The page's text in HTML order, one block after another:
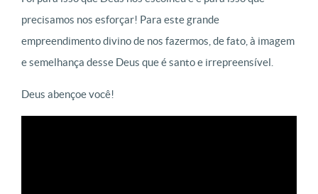
precisamos nos esforçar! Para este grande
empreendimento divino de nos fazermos, de fato, à imagem
e semelhança desse Deus que é santo e irrepreensível.
Deus abençoe você!